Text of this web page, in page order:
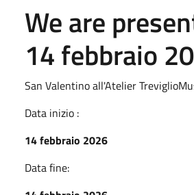
We are
14 febbraio
San Valentino all'Atelier
Data inizio :
14 febbraio 2026
Data fine: